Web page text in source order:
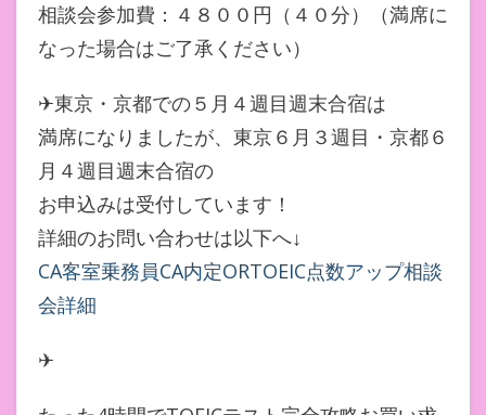
相談会参加費：４８００円（４０分）（満席に
なった場合はご了承ください）
✈東京・京都での５月４週目週末合宿は
満席になりましたが、東京６月３週目・京都６
月４週目週末合宿の
お申込みは受付しています！
詳細のお問い合わせは以下へ↓
CA客室乗務員CA内定ORTOEIC点数アップ相談
会詳細
✈